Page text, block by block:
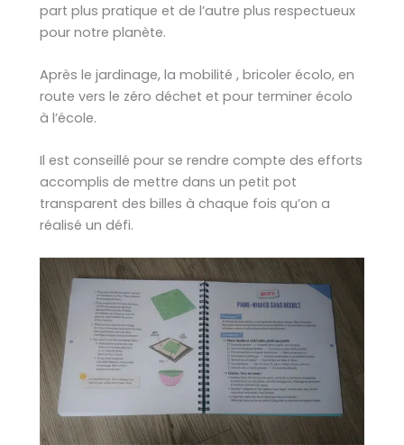
part plus pratique et de l’autre plus respectueux
pour notre planète.
Après le jardinage, la mobilité , bricoler écolo, en
route vers le zéro déchet et pour terminer écolo
à l’école.
Il est conseillé pour se rendre compte des efforts
accomplis de mettre dans un petit pot
transparent des billes à chaque fois qu’on a
réalisé un défi.